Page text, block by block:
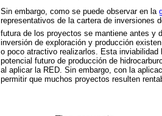
Sin embargo, como se puede observar en la
representativos de la cartera de inversiones
futura de los proyectos se mantiene antes y
inversión de exploración y producción
o poco atractivo realizarlos. Esta inviabilidad
potencial futuro de producción de
al aplicar la RED. Sin embargo, con la
permitir que muchos proyectos resulten